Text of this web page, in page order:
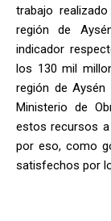
trabajo
región de
indicador
los 130 mil
región de Aysén
Ministerio de
estos recursos a
por eso, como
satisfechos por